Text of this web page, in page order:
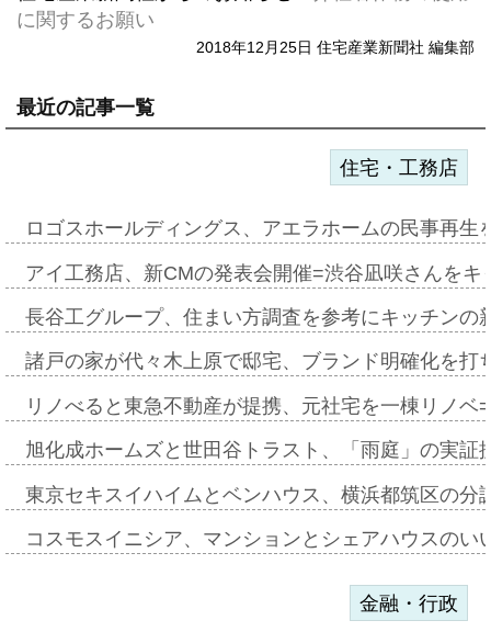
に関するお願い
2018年12月25日 住宅産業新聞社 編集部
最近の記事一覧
住宅・工務店
ロゴスホールディングス、アエラホームの民事再
アイ工務店、新CMの発表会開催=渋谷凪咲さんを
長谷工グループ、住まい方調査を参考にキッチン
諸戸の家が代々木上原で邸宅、ブランド明確化を
リノべると東急不動産が提携、元社宅を一棟リノ
旭化成ホームズと世田谷トラスト、「雨庭」の実
東京セキスイハイムとベンハウス、横浜都筑区の
コスモスイニシア、マンションとシェアハウスの
金融・行政